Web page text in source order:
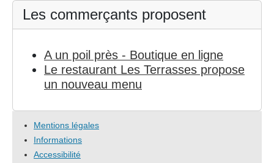
Les commerçants proposent
A un poil près - Boutique en ligne
Le restaurant Les Terrasses propose
un nouveau menu
Mentions légales
Informations
Accessibilité